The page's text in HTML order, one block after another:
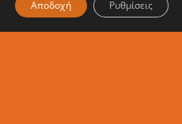
διατροφή
Αποδοχή Ρυθμίσεις